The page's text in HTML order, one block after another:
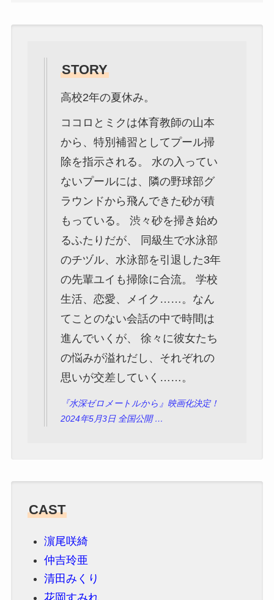
STORY
高校2年の夏休み。
ココロとミクは体育教師の山本
から、特別補習としてプール掃
除を指示される。 水の入ってい
ないプールには、隣の野球部グ
ラウンドから飛んできた砂が積
もっている。 渋々砂を掃き始め
るふたりだが、 同級生で水泳部
のチヅル、水泳部を引退した3年
の先輩ユイも掃除に合流。 学校
生活、恋愛、メイク……。なん
てことのない会話の中で時間は
進んでいくが、 徐々に彼女たち
の悩みが溢れだし、それぞれの
思いが交差していく……。
『水深ゼロメートルから』映画化決定！
2024年5月3日 全国公開 …
CAST
濵尾咲綺
仲吉玲亜
清田みくり
花岡すみれ